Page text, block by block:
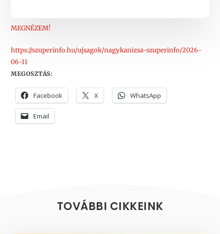
MEGNÉZEM!
https://szuperinfo.hu/ujsagok/nagykanizsa-szuperinfo/2026-
06-11
MEGOSZTÁS:
Facebook X WhatsApp
Email
TOVÁBBI CIKKEINK